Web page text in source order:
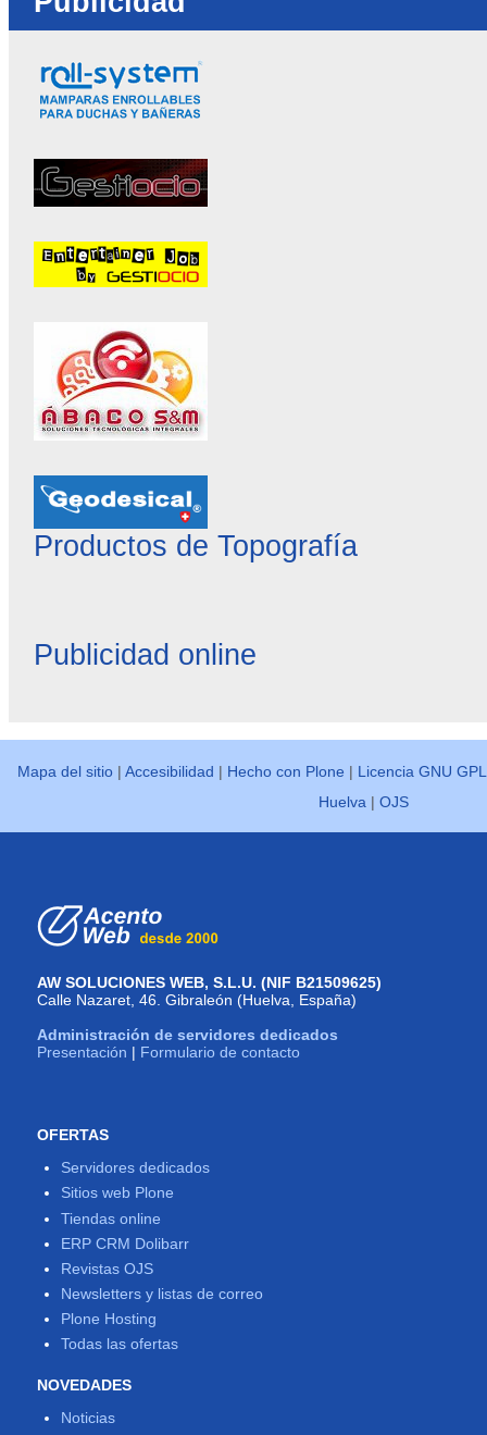
Productos de Topografía
Publicidad online
Mapa del sitio |Accesibilidad | Hecho con Plone | Licencia GNU GPL
Huelva |OJS
AW SOLUCIONES WEB, S.L.U. (NIF B21509625)
Calle Nazaret, 46. Gibraleón (Huelva, España)
Administración de servidores dedicados
Presentación | Formulario de contacto
OFERTAS
Servidores dedicados
Sitios web Plone
Tiendas online
ERP CRM Dolibarr
Revistas OJS
Newsletters y listas de correo
Plone Hosting
Todas las ofertas
NOVEDADES
Noticias